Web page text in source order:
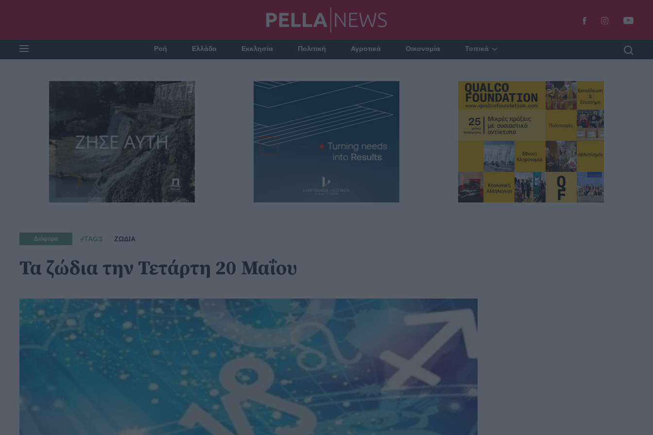
Ροή Ελλάδα Εκκλησία Πολιτική Αγροτικά Οικονομία Τοπικά
Διάφορα #TAGS ΖΩΔΙΑ
Τα ζώδια την Τετάρτη 20 Μαΐου